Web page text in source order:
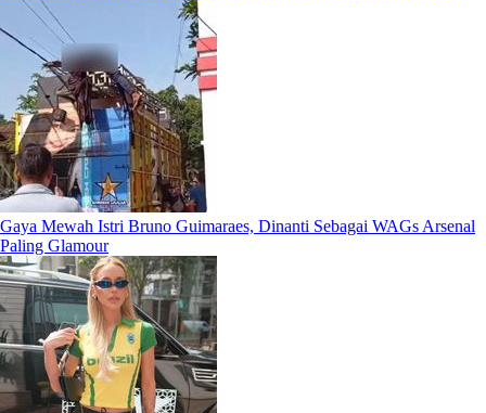
Gaya Mewah Istri Bruno Guimaraes, Dinanti Sebagai WAGs Arsenal
Paling Glamour